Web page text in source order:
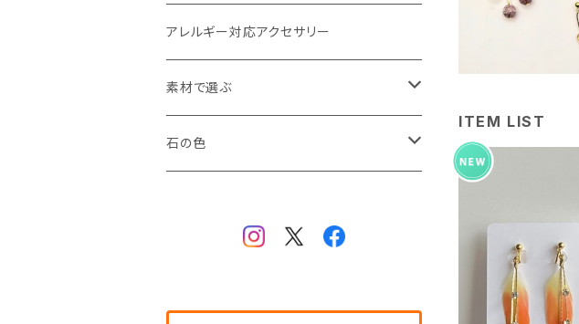
ITEM LIST
イヤリング
イヤカフ
ブローチ
セット
サンキャッチャー
バッグチャーム、キーホルダー
その他
アレルギー対応アクセサリー
素材で選ぶ
羽根（フェザー）
クリスタル（水晶）
石の色
青、紺（blue,navy）